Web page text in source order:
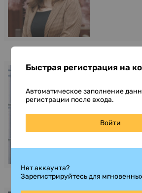
Зобов
+7 (812)
Быстрая регистрация на
Автоматическое заполнение
регистрации после входа.
Войти
Нет аккаунта?
Зарегистрируйтесь для